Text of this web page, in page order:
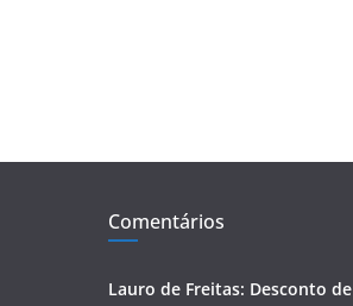
Comentários
Lauro de Freitas: Desconto de